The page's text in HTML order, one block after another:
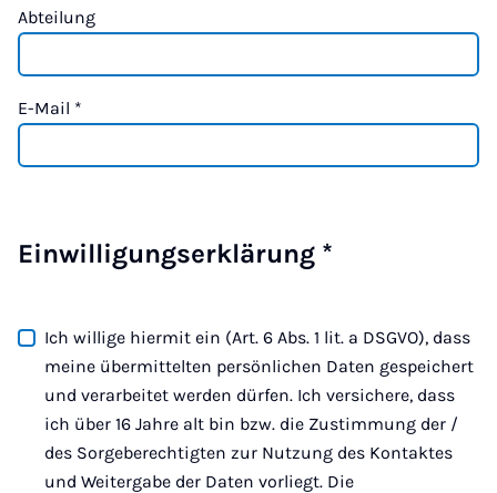
Abteilung
E-Mail *
Einwilligungserklärung *
Ich willige hiermit ein (Art. 6 Abs. 1 lit. a DSGVO), dass
meine übermittelten persönlichen Daten gespeichert
und verarbeitet werden dürfen. Ich versichere, dass
ich über 16 Jahre alt bin bzw. die Zustimmung der /
des Sorgeberechtigten zur Nutzung des Kontaktes
und Weitergabe der Daten vorliegt. Die